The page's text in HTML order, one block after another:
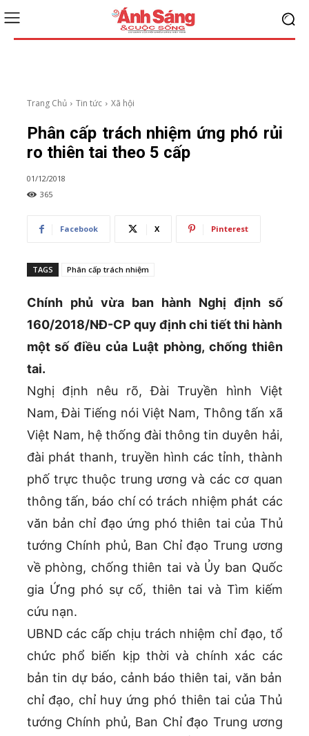
Trang Chủ Tin tức Xã hội
Phân cấp trách nhiệm ứng phó rủi
ro thiên tai theo 5 cấp
01/12/2018
365
Facebook X Pinterest
TAGS Phân cấp trách nhiệm
Chính phủ vừa ban hành Nghị định số
160/2018/NĐ-CP quy định chi tiết thi hành
một số điều của Luật phòng, chống thiên
tai.
Nghị định nêu rõ, Đài Truyền hình Việt
Nam, Đài Tiếng nói Việt Nam, Thông tấn xã
Việt Nam, hệ thống đài thông tin duyên hải,
đài phát thanh, truyền hình các tỉnh, thành
phố trực thuộc trung ương và các cơ quan
thông tấn, báo chí có trách nhiệm phát các
văn bản chỉ đạo ứng phó thiên tai của Thủ
tướng Chính phủ, Ban Chỉ đạo Trung ương
về phòng, chống thiên tai và Ủy ban Quốc
gia Ứng phó sự cố, thiên tai và Tìm kiếm
cứu nạn.
UBND các cấp chịu trách nhiệm chỉ đạo, tổ
chức phổ biến kịp thời và chính xác các
bản tin dự báo, cảnh báo thiên tai, văn bản
chỉ đạo, chỉ huy ứng phó thiên tai của Thủ
tướng Chính phủ, Ban Chỉ đạo Trung ương